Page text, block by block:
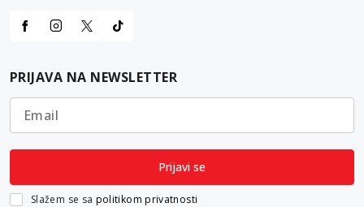
PRIJAVA NA NEWSLETTER
Email
Prijavi se
Slažem se sa politikom privatnosti